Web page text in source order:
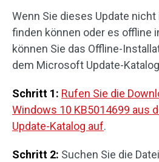
Wenn Sie dieses Update
finden können oder es offline
können Sie das Offline-
dem Microsoft Update-
Schritt 1: Rufen Sie die
Windows 10 KB5014699 aus
Update-Katalog auf.
Schritt 2: Suchen Sie die